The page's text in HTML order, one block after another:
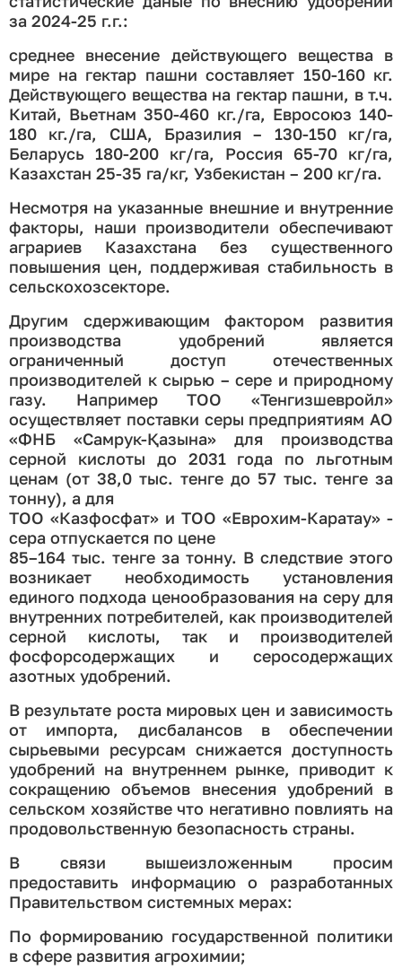
за 2024-25 г.г.:
среднее внесение действующего вещества в
мире на гектар пашни составляет 150-160 кг.
Действующего вещества на гектар пашни, в т.ч.
Китай, Вьетнам 350-460 кг./га, Евросоюз 140-
180 кг./га, США, Бразилия – 130-150 кг/га,
Беларусь 180-200 кг/га, Россия 65-70 кг/га,
Казахстан 25-35 га/кг, Узбекистан – 200 кг/га.
Несмотря на указанные внешние и внутренние
факторы, наши производители обеспечивают
аграриев Казахстана без существенного
повышения цен, поддерживая стабильность в
сельскохозсекторе.
Другим сдерживающим фактором развития
производства удобрений является
ограниченный доступ отечественных
производителей к сырью – сере и природному
газу. Например ТОО «Тенгизшевройл»
осуществляет поставки серы предприятиям АО
«ФНБ «Самрук-Қазына» для производства
серной кислоты до 2031 года по льготным
ценам (от 38,0 тыс. тенге до 57 тыс. тенге за
тонну), а для
ТОО «Казфосфат» и ТОО «Еврохим-Каратау» -
сера отпускается по цене
85–164 тыс. тенге за тонну. В следствие этого
возникает необходимость установления
единого подхода ценообразования на серу для
внутренних потребителей, как производителей
серной кислоты, так и производителей
фосфорсодержащих и серосодержащих
азотных удобрений.
В результате роста мировых цен и зависимость
от импорта, дисбалансов в обеспечении
сырьевыми ресурсам снижается доступность
удобрений на внутреннем рынке, приводит к
сокращению объемов внесения удобрений в
сельском хозяйстве что негативно повлиять на
продовольственную безопасность страны.
В связи вышеизложенным просим
предоставить информацию о разработанных
Правительством системных мерах:
По формированию государственной политики
в сфере развития агрохимии;